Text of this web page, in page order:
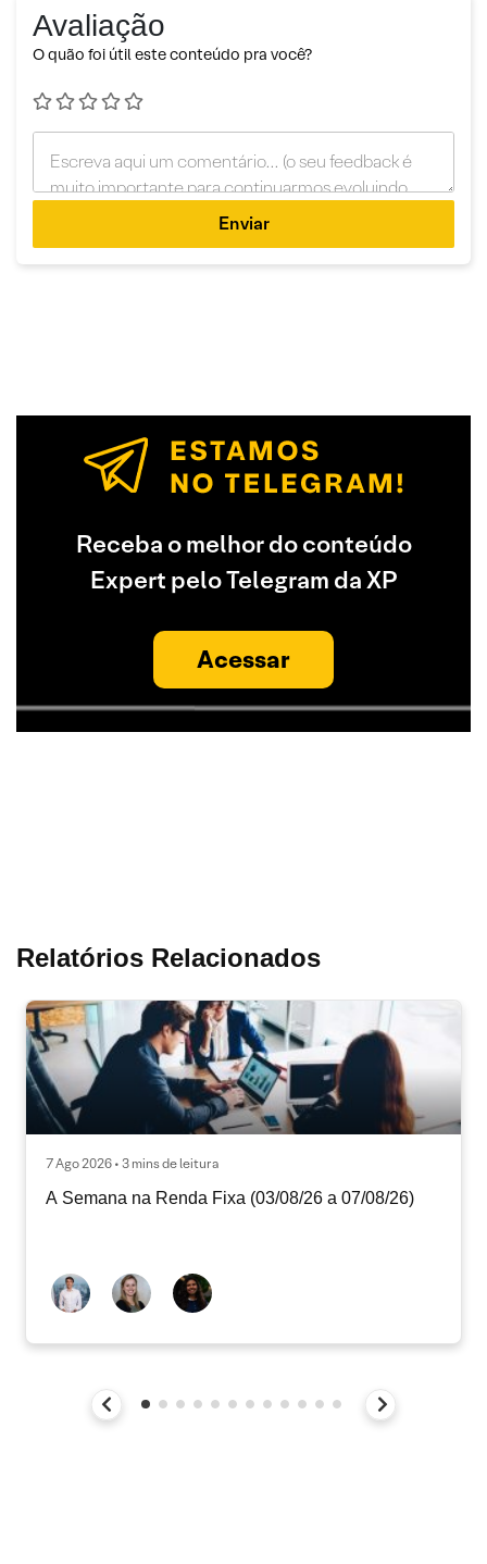
Avaliação
O quão foi útil este conteúdo pra você?
Enviar
Receba o melhor do conteúdo
Expert pelo Telegram da XP
Acessar
Relatórios Relacionados
7 Ago 2026 • 3 mins de leitura
A Semana na Renda Fixa (03/08/26 a 07/08/26)